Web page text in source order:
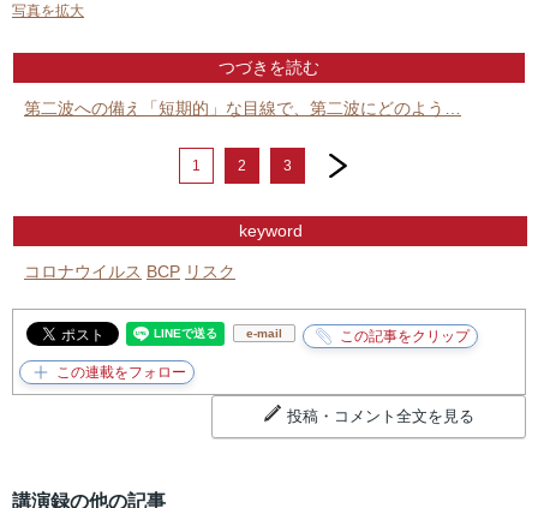
写真を拡大
つづきを読む
第二波への備え「短期的」な目線で、第二波にどのよう…
1 2 3
next
keyword
コロナウイルス BCP リスク
e-mail
投稿・コメント全文を見る
講演録の他の記事